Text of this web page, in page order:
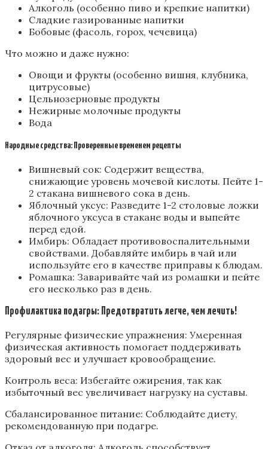
Алкоголь (особенно пиво и крепкие напитки)
Сладкие газированные напитки
Бобовые (фасоль, горох, чечевица)
Что можно и даже нужно:
Овощи и фрукты (особенно вишня, клубника,
цитрусовые)
Цельнозерновые продукты
Нежирные молочные продукты
Вода
Народные средства: Проверенные временем рецепты
Вишневый сок: Содержит вещества,
снижающие уровень мочевой кислоты. Пейте 1-
2 стакана вишневого сока в день.
Яблочный уксус: Разведите 1-2 столовые ложки
яблочного уксуса в стакане воды и выпейте
перед едой.
Имбирь: Обладает противовоспалительными
свойствами. Добавляйте имбирь в чай или
используйте его в качестве приправы к блюдам.
Ромашка: Заваривайте чай из ромашки и пейте
его несколько раз в день.
Профилактика подагры: Предотвратить легче, чем лечить!
Регулярные физические упражнения: Умеренная
физическая активность помогает поддерживать
здоровый вес и улучшает кровообращение.
Контроль веса: Избегайте ожирения, так как
избыточный вес увеличивает нагрузку на суставы.
Сбалансированное питание: Соблюдайте диету,
рекомендованную при подагре.